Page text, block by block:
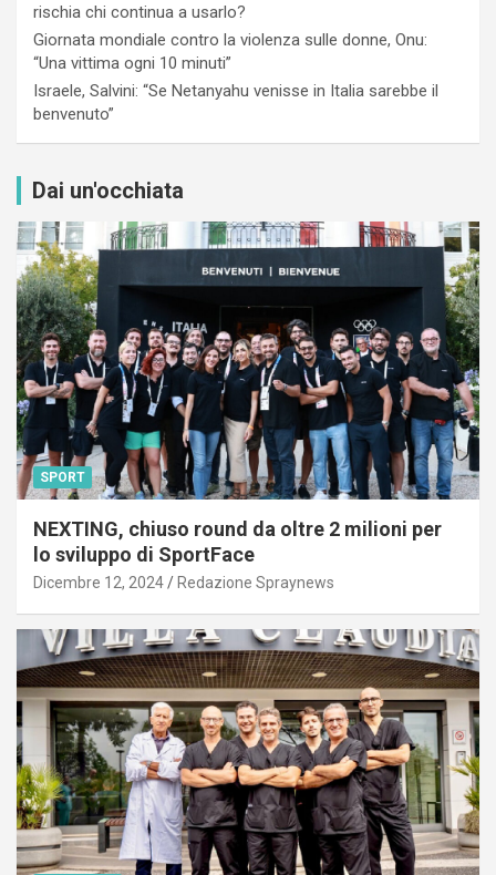
rischia chi continua a usarlo?
Giornata mondiale contro la violenza sulle donne, Onu:
“Una vittima ogni 10 minuti”
Israele, Salvini: “Se Netanyahu venisse in Italia sarebbe il
benvenuto”
Dai un'occhiata
SPORT
NEXTING, chiuso round da oltre 2 milioni per
lo sviluppo di SportFace
Dicembre 12, 2024 Redazione Spraynews